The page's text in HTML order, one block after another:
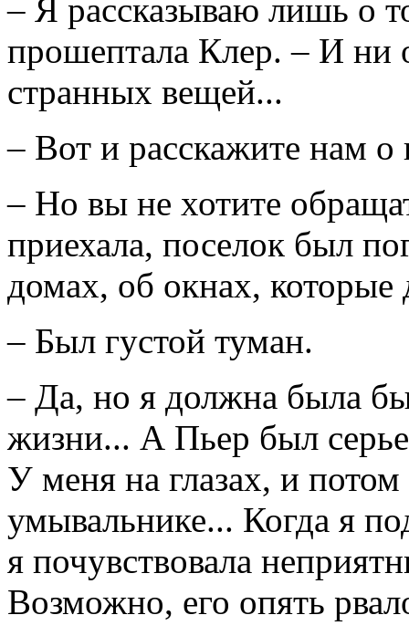
– Я рассказываю лишь о
прошептала Клер. – И ни
странных вещей...
– Вот и расскажите нам о
– Но вы не хотите
приехала, поселок был
домах, об окнах,
– Был густой туман.
– Да, но я должна была
жизни... А Пьер был
У меня на глазах, и
умывальнике... Когда я
я почувствовала
Возможно, его опять